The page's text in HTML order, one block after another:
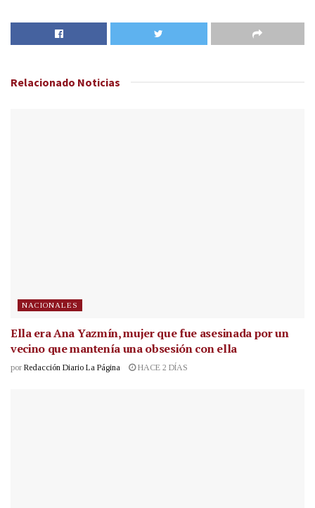
Relacionado Noticias
NACIONALES
Ella era Ana Yazmín, mujer que fue asesinada por un
vecino que mantenía una obsesión con ella
por Redacción Diario La Página HACE 2 DÍAS